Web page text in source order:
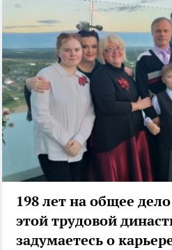
198 лет на общее
этой трудовой
задумаетесь о